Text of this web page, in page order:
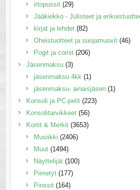
irtopussit (29)
Jääkiekko - Julisteet ja
kirjat ja lehdet (82)
Oheistuotteet ja suojamuovit (46)
Pogit ja coinit (206)
Jäsenmaksu (3)
jäsenmaksu 4kk (1)
jäsenmaksu- ainaisjäsen (1)
Konsoli ja PC-pelit (223)
Konsolitarvikkeet (56)
Kortit & Merkit (3653)
Musiikki (2406)
Muut (1494)
Näyttelijät (100)
Piirretyt (177)
Pinssit (164)